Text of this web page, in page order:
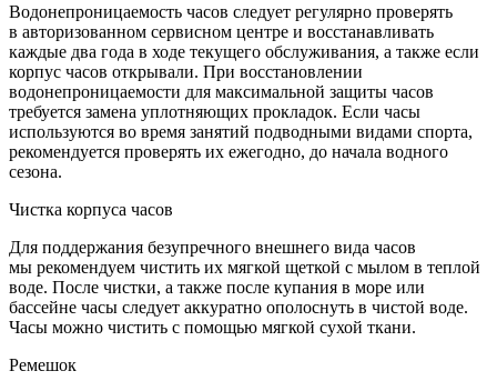
Водонепроницаемость часов следует регулярно проверять
в авторизованном сервисном центре и восстанавливать
каждые два года в ходе текущего обслуживания, а также если
корпус часов открывали. При восстановлении
водонепроницаемости для максимальной защиты часов
требуется замена уплотняющих прокладок. Если часы
используются во время занятий подводными видами спорта,
рекомендуется проверять их ежегодно, до начала водного
сезона.
Чистка корпуса часов
Для поддержания безупречного внешнего вида часов
мы рекомендуем чистить их мягкой щеткой с мылом в теплой
воде. После чистки, а также после купания в море или
бассейне часы следует аккуратно ополоснуть в чистой воде.
Часы можно чистить с помощью мягкой сухой ткани.
Ремешок